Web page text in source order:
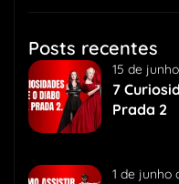
Posts recentes
15 de
7
Prada 2
1 de junho